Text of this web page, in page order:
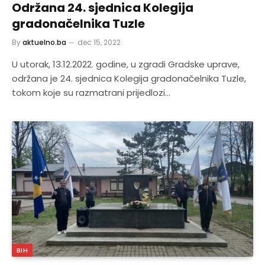
Održana 24. sjednica Kolegija
gradonačelnika Tuzle
Byaktuelno.ba dec 15, 2022
U utorak, 13.12.2022. godine, u zgradi Gradske uprave,
održana je 24. sjednica Kolegija gradonačelnika Tuzle,
tokom koje su razmatrani prijedlozi…
BIH